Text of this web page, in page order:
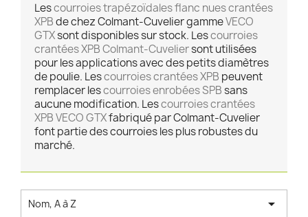
Lescourroies trapézoïdales flanc nues crantées
XPBde chez Colmant-Cuvelier gammeVECO
GTXsont disponibles sur stock. Lescourroies
crantées XPB Colmant-Cuveliersont utilisées
pour les applications avec des petits diamètres
de poulie. Lescourroies crantées XPB peuvent
remplacer lescourroies enrobées SPBsans
aucune modification. Lescourroies crantées
XPB VECO GTXfabriqué par Colmant-Cuvelier
font partie des courroies les plus robustes du
marché.
Nom, A à Z 